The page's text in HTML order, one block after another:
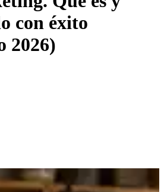
con éxito
2026)